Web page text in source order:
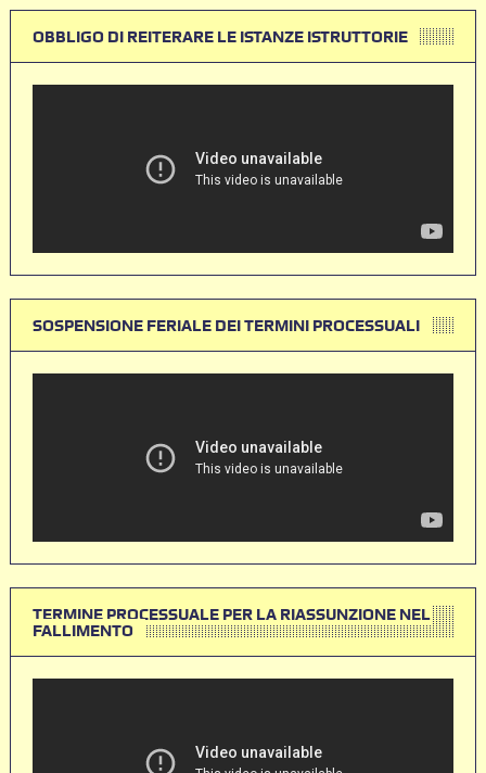
OBBLIGO DI REITERARE LE ISTANZE ISTRUTTORIE
SOSPENSIONE FERIALE DEI TERMINI PROCESSUALI
TERMINE PROCESSUALE PER LA RIASSUNZIONE NEL
FALLIMENTO